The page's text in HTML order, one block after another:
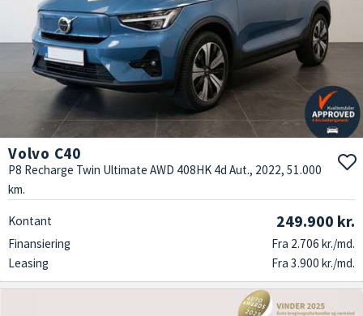
Volvo C40
P8 Recharge Twin Ultimate AWD 408HK 4d Aut., 2022, 51.000
km.
Kontant 249.900 kr.
Finansiering
Fra 2.706 kr./md.
Leasing
Fra 3.900 kr./md.